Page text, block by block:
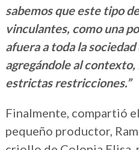
sabemos que este tipo
vinculantes, como una
afuera a toda la
agregándole al contexto,
estrictas restricciones.”
Finalmente, compartió
pequeño productor,